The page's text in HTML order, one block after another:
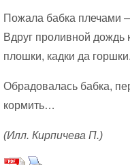
Пожала бабка плечами
Вдруг проливной дождь
плошки, кадки да горшки.
Обрадовалась бабка,
кормить…
(Илл. Кирпичева П.)